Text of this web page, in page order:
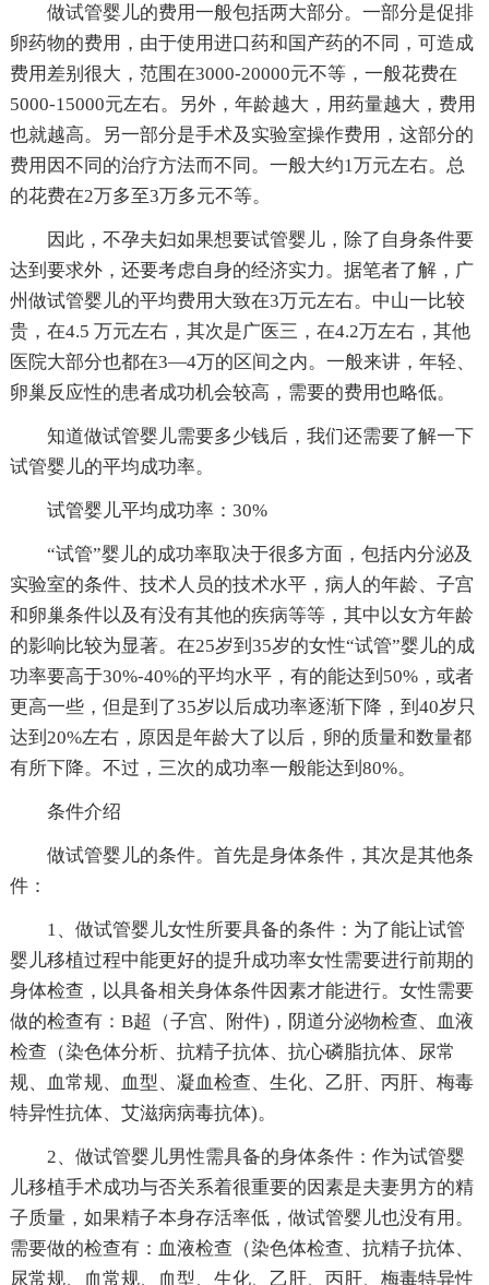
做试管婴儿的费用一般包括两大部分。一部分是促排
卵药物的费用，由于使用进口药和国产药的不同，可造成
费用差别很大，范围在3000-20000元不等，一般花费在
5000-15000元左右。另外，年龄越大，用药量越大，费用
也就越高。另一部分是手术及实验室操作费用，这部分的
费用因不同的治疗方法而不同。一般大约1万元左右。总
的花费在2万多至3万多元不等。
因此，不孕夫妇如果想要试管婴儿，除了自身条件要
达到要求外，还要考虑自身的经济实力。据笔者了解，广
州做试管婴儿的平均费用大致在3万元左右。中山一比较
贵，在4.5 万元左右，其次是广医三，在4.2万左右，其他
医院大部分也都在3—4万的区间之内。一般来讲，年轻、
卵巢反应性的患者成功机会较高，需要的费用也略低。
知道做试管婴儿需要多少钱后，我们还需要了解一下
试管婴儿的平均成功率。
试管婴儿平均成功率：30%
“试管”婴儿的成功率取决于很多方面，包括内分泌及
实验室的条件、技术人员的技术水平，病人的年龄、子宫
和卵巢条件以及有没有其他的疾病等等，其中以女方年龄
的影响比较为显著。在25岁到35岁的女性“试管”婴儿的成
功率要高于30%-40%的平均水平，有的能达到50%，或者
更高一些，但是到了35岁以后成功率逐渐下降，到40岁只
达到20%左右，原因是年龄大了以后，卵的质量和数量都
有所下降。不过，三次的成功率一般能达到80%。
条件介绍
做试管婴儿的条件。首先是身体条件，其次是其他条
件：
1、做试管婴儿女性所要具备的条件：为了能让试管
婴儿移植过程中能更好的提升成功率女性需要进行前期的
身体检查，以具备相关身体条件因素才能进行。女性需要
做的检查有：B超（子宫、附件)，阴道分泌物检查、血液
检查（染色体分析、抗精子抗体、抗心磷脂抗体、尿常
规、血常规、血型、凝血检查、生化、乙肝、丙肝、梅毒
特异性抗体、艾滋病病毒抗体)。
2、做试管婴儿男性需具备的身体条件：作为试管婴
儿移植手术成功与否关系着很重要的因素是夫妻男方的精
子质量，如果精子本身存活率低，做试管婴儿也没有用。
需要做的检查有：血液检查（染色体检查、抗精子抗体、
尿常规、血常规、血型、生化、乙肝、丙肝、梅毒特异性